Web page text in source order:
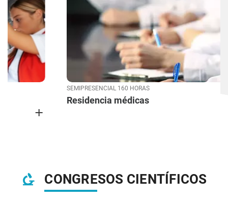
SEMIPRESENCIAL 160 HORAS
Residencia médicas
CONGRESOS CIENTÍFICOS